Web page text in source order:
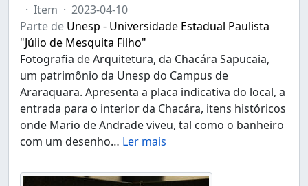
· Item · 2023-04-10
Parte de Unesp - Universidade Estadual Paulista
"Júlio de Mesquita Filho"
Fotografia de Arquitetura, da Chacára Sapucaia,
um patrimônio da Unesp do Campus de
Araraquara. Apresenta a placa indicativa do local, a
entrada para o interior da Chacára, itens históricos
onde Mario de Andrade viveu, tal como o banheiro
com um desenho… Ler mais